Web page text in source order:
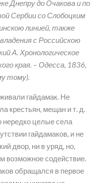
Днепру до Очакова и по
Сербии со Слобоцким
линией, также
с Российскою
А. Хронологическое
края. – Одесса, 1836,
тому).
гайдамак. Не
крестьян, мещан и т. д.
нередко целые села
гайдамаков, и не
двор, ни в уряд, но,
возможное содействие.
обращался в первое